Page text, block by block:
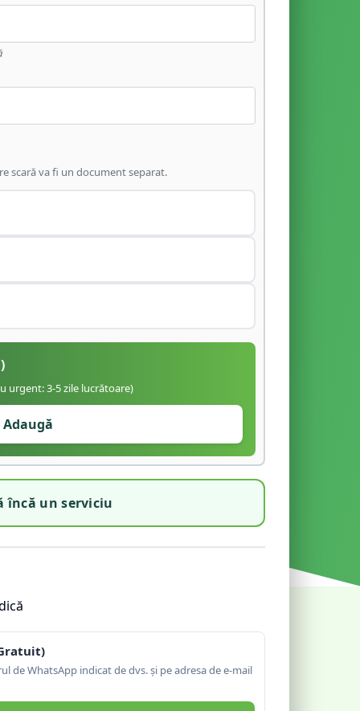
scară va fi un document separat.
urgent: 3-5 zile lucrătoare)
Adaugă
încă un serviciu
de WhatsApp indicat de dvs. și pe adresa de e-mail